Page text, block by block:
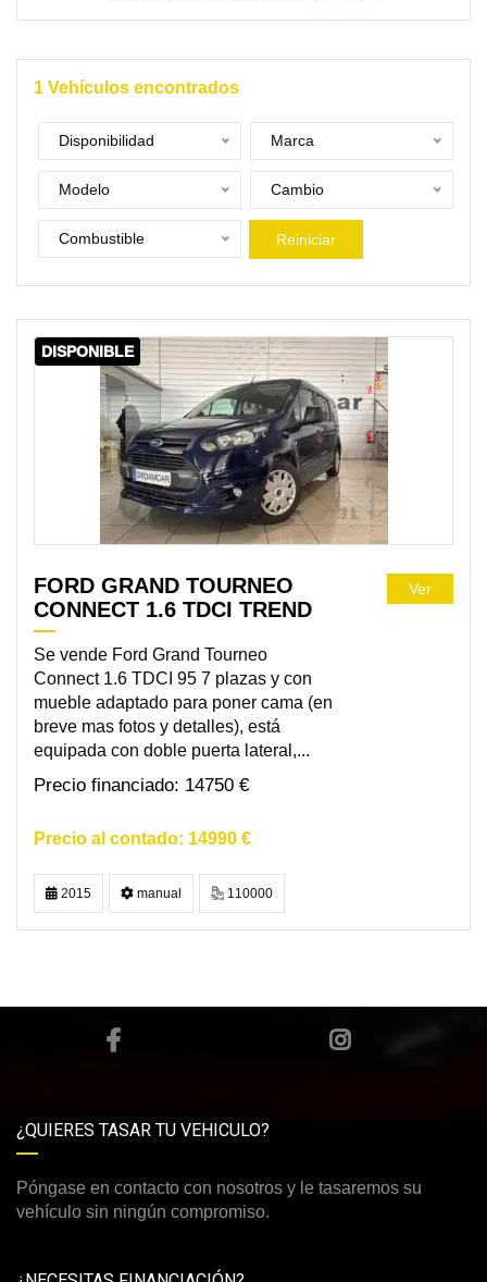
1 Vehículos encontrados
Disponibilidad Marca
Modelo Cambio
Combustible Reiniciar
DISPONIBLE
FORD GRAND TOURNEO
CONNECT 1.6 TDCI TREND
Se vende Ford Grand Tourneo
Connect 1.6 TDCI 95 7 plazas y con
mueble adaptado para poner cama (en
breve mas fotos y detalles), está
equipada con doble puerta lateral,...
14750 €
14990 €
Ver
2015 manual 110000
¿QUIERES TASAR TU VEHICULO?
Póngase en contacto con nosotros y le tasaremos su
vehículo sin ningún compromiso.